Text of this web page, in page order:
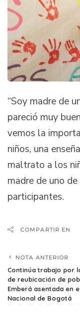
“Soy madre de
pareció muy
vemos la
niños, una
maltrato a los
madre de uno
participantes.
COMPARTIR EN
NOTA ANTERIOR
Continúa trabajo por
de reubicación de
Emberá asentada en
Nacional de Bogotá